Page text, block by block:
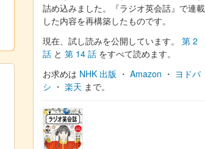
詰め込みました。『ラジオ英会話』で連載
した内容を再構築したものです。
現在、試し読みを公開しています。 第 2
話 と 第 14 話 をすべて読めます。
お求めは NHK 出版 ・ Amazon ・ ヨドバ
シ ・ 楽天 まで。